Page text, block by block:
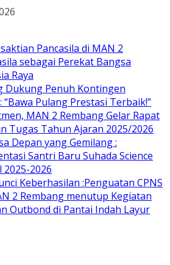
Pancasila di MAN 2
sebagai Perekat Bangsa
Raya
Dukung Penuh Kontingen
“Bawa Pulang Prestasi Terbaik!”
MAN 2 Rembang Gelar Rapat
Tugas Tahun Ajaran 2025/2026
Depan yang Gemilang :
Santri Baru Suhada Science
2026
Keberhasilan :Penguatan CPNS
2 Rembang menutup Kegiatan
Outbond di Pantai Indah Layur